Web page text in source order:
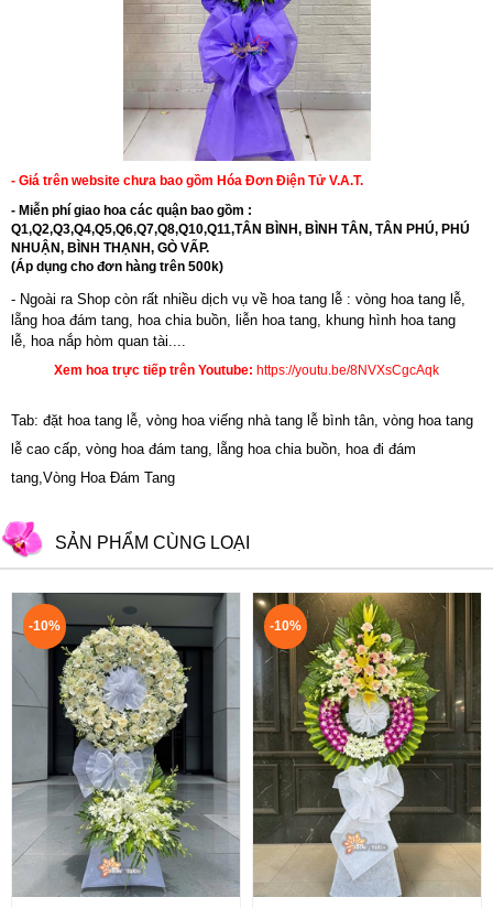
- Giá trên website chưa bao gồm Hóa Đơn Điện Tử V.A.T.
- Miễn phí giao hoa các quận bao gồm :
Q1,Q2,Q3,Q4,Q5,Q6,Q7,Q8,Q10,Q11,TÂN BÌNH, BÌNH TÂN, TÂN PHÚ, PHÚ
NHUẬN, BÌNH THẠNH, GÒ VẤP.
(Áp dụng cho đơn hàng trên 500k)
- Ngoài ra Shop còn rất nhiều dịch vụ về hoa tang lễ : vòng hoa tang lễ,
lẵng hoa đám tang, hoa chia buồn,
liễn hoa tang
khung hình hoa tang
lễ
hoa nắp hòm quan tài....
Xem hoa trực tiếp trên Youtube: https://youtu.be/8NVXsCgcAqk
Tab: đặt hoa tang lễ, vòng hoa viếng nhà tang lễ bình tân, vòng hoa tang
lễ cao cấp, vòng hoa đám tang, lẵng hoa chia buồn, hoa đi đám
tang,Vòng Hoa Đám Tang
SẢN PHẨM CÙNG LOẠI
-10% -10%